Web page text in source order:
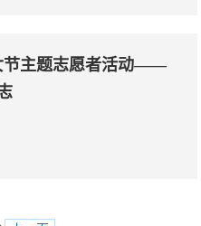
节主题志愿者活动——